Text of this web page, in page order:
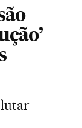
lutar